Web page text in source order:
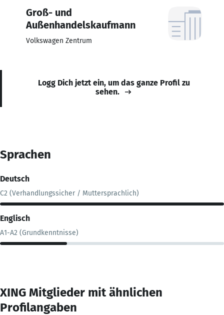
Groß- und
Außenhandelskaufmann
Volkswagen Zentrum
Logg Dich jetzt ein, um das ganze Profil zu
sehen.
Sprachen
Deutsch
C2 (Verhandlungssicher / Muttersprachlich)
Englisch
A1-A2 (Grundkenntnisse)
XING Mitglieder mit ähnlichen
Profilangaben